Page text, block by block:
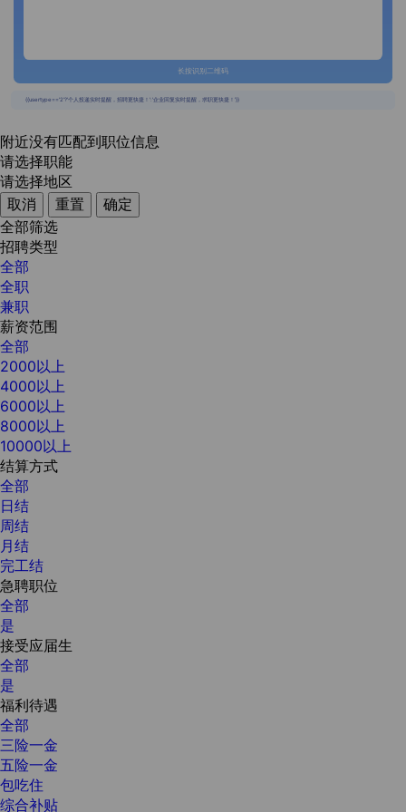
长按识别二维码
{{usertype=='2'?'个人投递实时提醒，招聘更快捷！':'企业回复实时提醒，求职更快捷！'}}
附近没有匹配到职位信息
请选择职能
请选择地区
取消
重置
确定
全部筛选
招聘类型
全部
全职
兼职
薪资范围
全部
2000以上
4000以上
6000以上
8000以上
10000以上
结算方式
全部
日结
周结
月结
完工结
急聘职位
全部
是
接受应届生
全部
是
福利待遇
全部
三险一金
五险一金
包吃住
综合补贴